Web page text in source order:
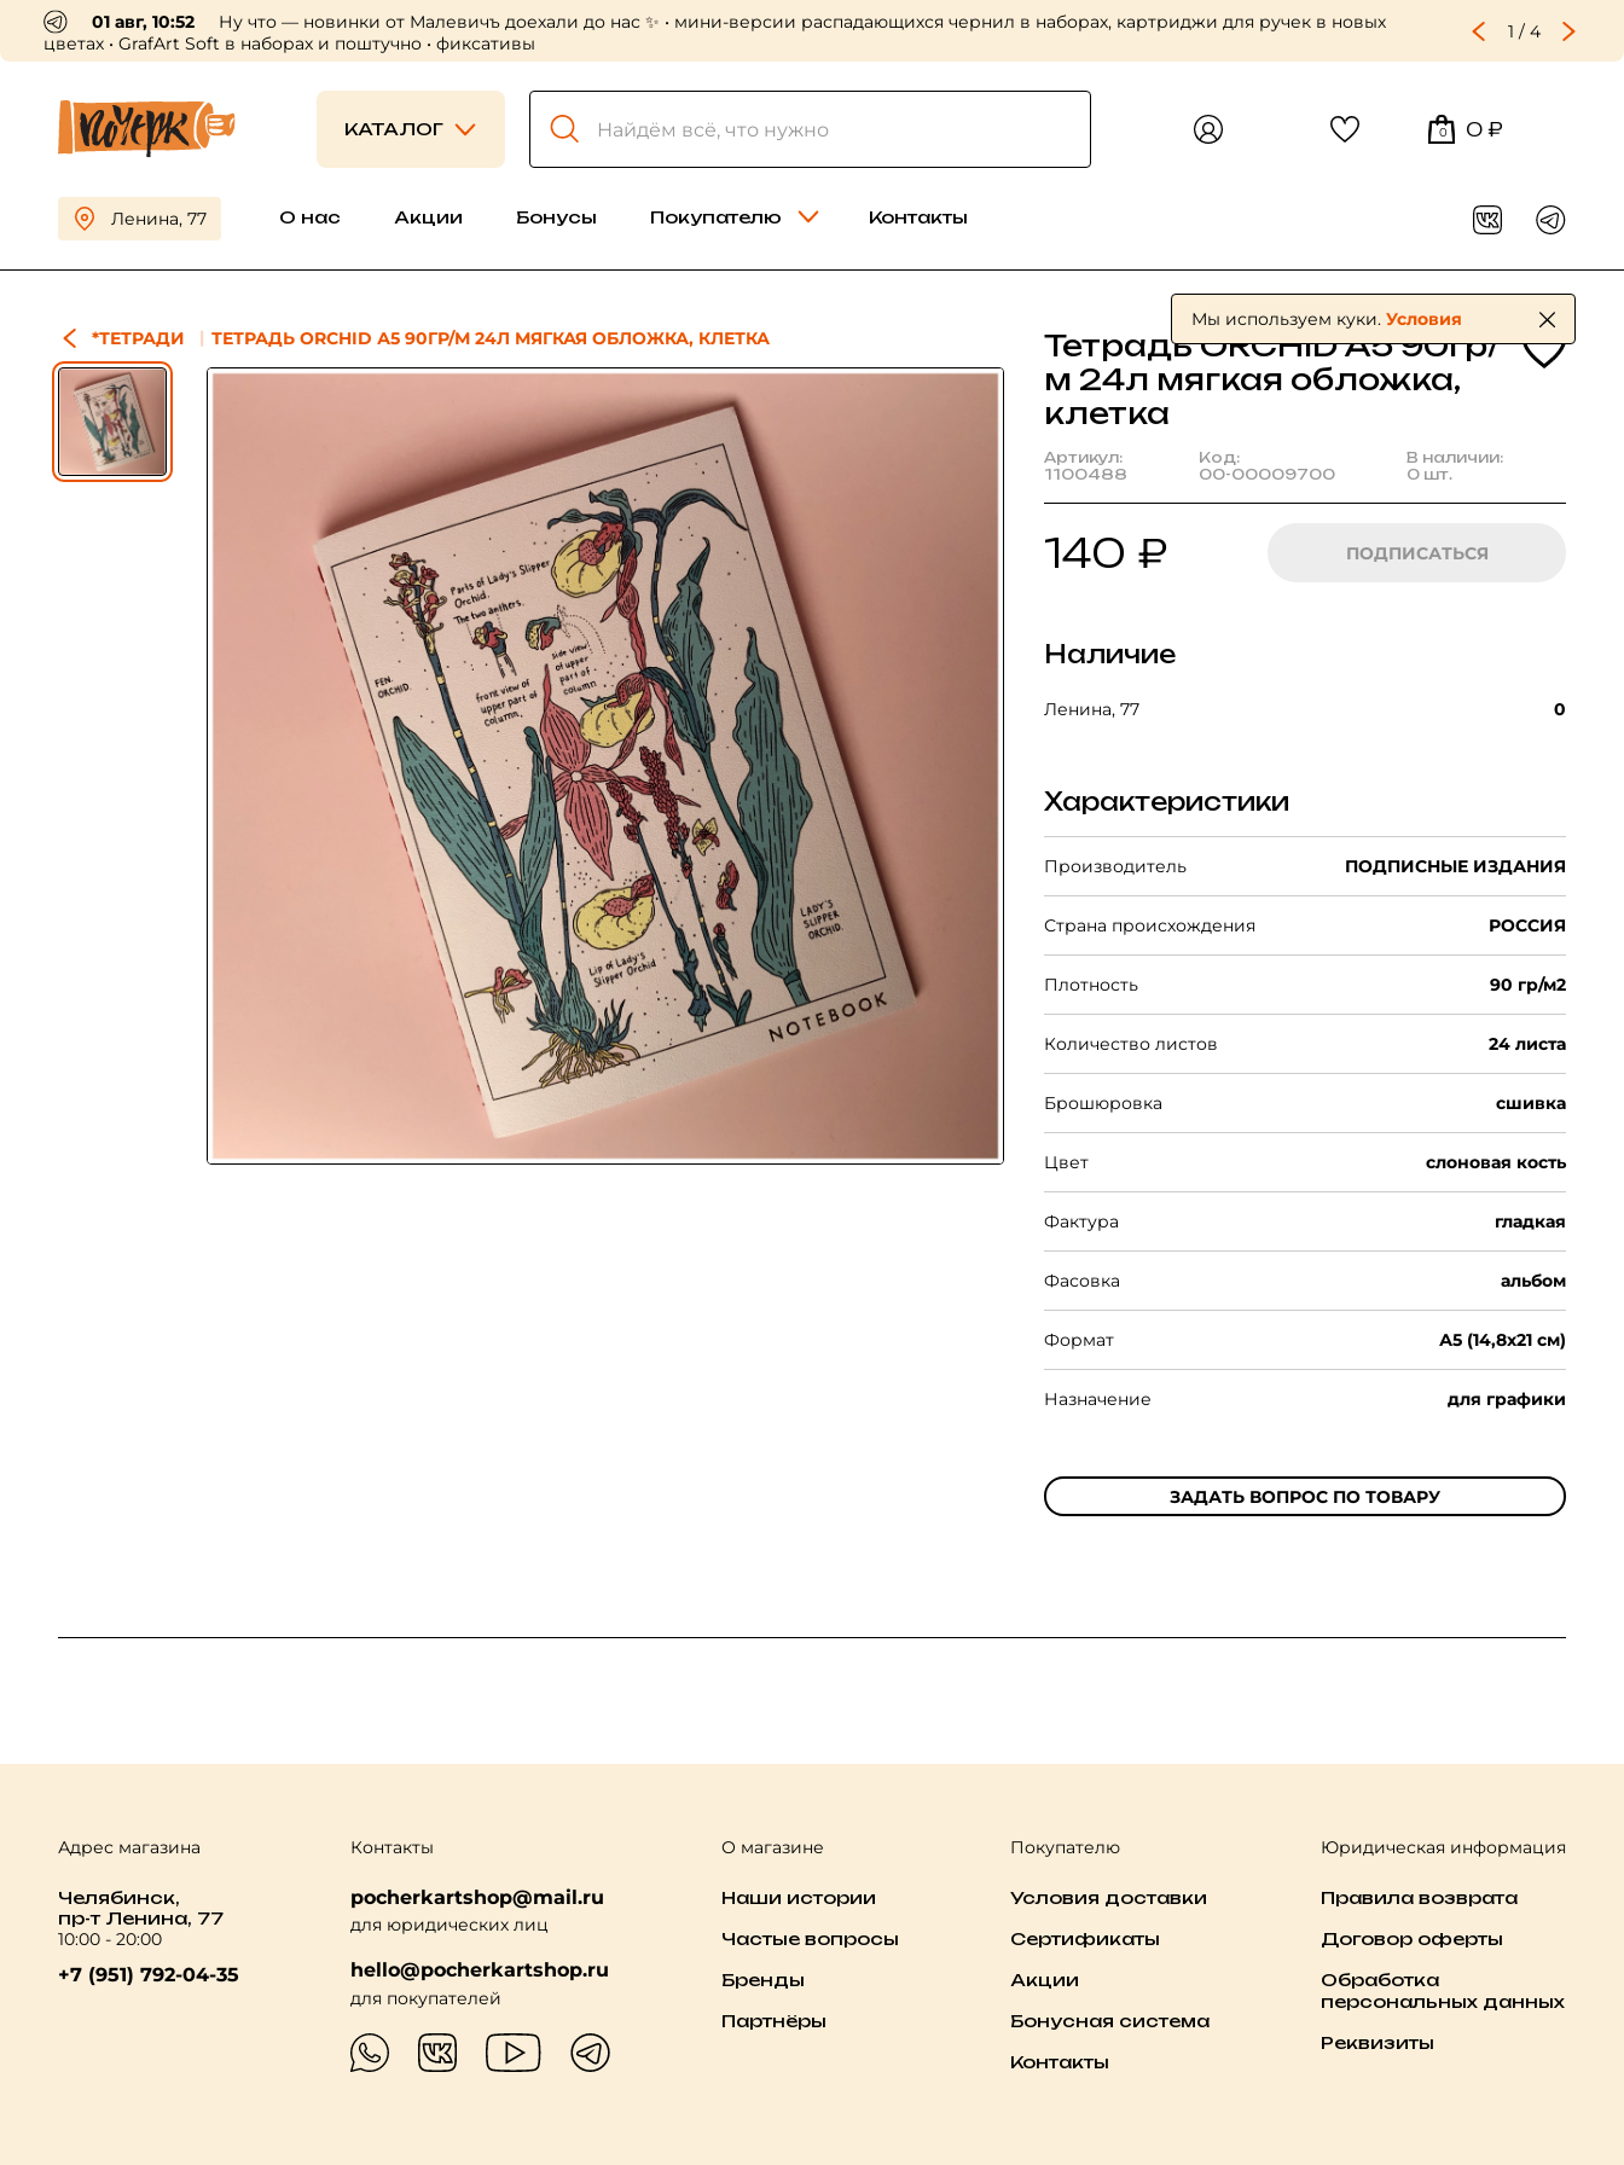
01 авг, 10:52
Ну что — новинки от Малевичъ доехали до нас ✨ • мини-версии распадающихся чернил в наборах, картриджи для ручек в новых
цветах • GrafArt Soft в наборах и поштучно • фиксативы
1 / 4
КАТАЛОГ 0 0 ₽
Ленина, 77 О нас Акции Бонусы Покупателю Контакты
*ТЕТРАДИ ТЕТРАДЬ ORCHID А5 90ГР/М 24Л МЯГКАЯ ОБЛОЖКА, КЛЕТКА
Тетрадь ORCHID А5 90гр/
м 24л мягкая обложка,
клетка
Артикул:
1100488
Код:
00-00009700
В наличии:
0 шт.
140 ₽ ПОДПИСАТЬСЯ
Наличие
Ленина, 77 0
Характеристики
Производитель ПОДПИСНЫЕ ИЗДАНИЯ
Страна происхождения РОССИЯ
Плотность 90 гр/м2
Количество листов 24 листа
Брошюровка сшивка
Цвет слоновая кость
Фактура гладкая
Фасовка альбом
Формат А5 (14,8х21 см)
Назначение для графики
ЗАДАТЬ ВОПРОС ПО ТОВАРУ
Адрес магазина
Челябинск,
пр-т Ленина, 77
10:00 - 20:00
+7 (951) 792-04-35
Контакты
pocherkartshop@mail.ru
для юридических лиц
hello@pocherkartshop.ru
для покупателей
О магазине
Наши истории
Частые вопросы
Бренды
Партнёры
Покупателю
Условия доставки
Сертификаты
Акции
Бонусная система
Контакты
Юридическая информация
Правила возврата
Договор оферты
Обработка
персональных данных
Реквизиты
Мы используем куки. Условия